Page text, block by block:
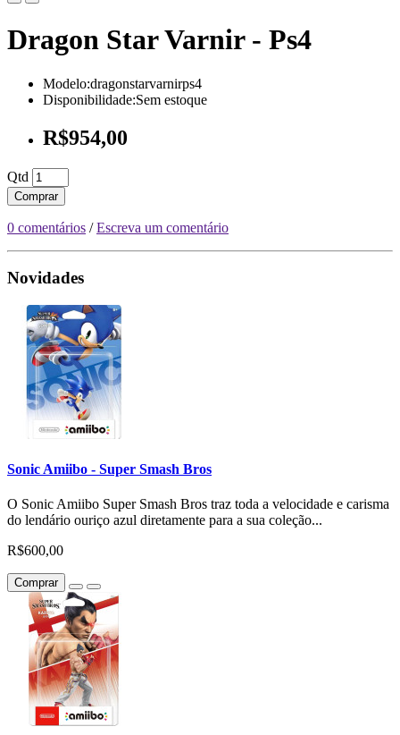
Dragon Star Varnir - Ps4
Modelo:dragonstarvarnirps4
Disponibilidade:Sem estoque
R$954,00
Qtd
Comprar
0 comentários /Escreva um comentário
Novidades
Sonic Amiibo - Super Smash Bros
O Sonic Amiibo Super Smash Bros traz toda a velocidade e carisma
do lendário ouriço azul diretamente para a sua coleção...
R$600,00
Comprar